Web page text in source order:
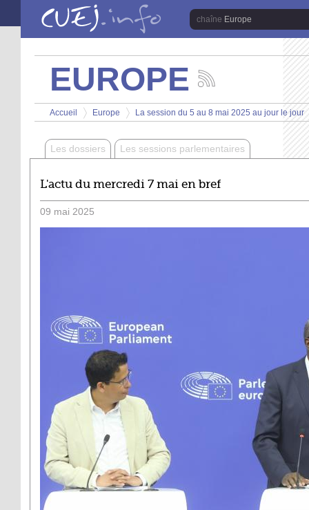
Aller au contenu principal
Europe
EUROPE
les
actualités
de
chaîne
Europe
Vous êtes ici
Accueil
>
Europe
>
La session du 5 au 8 mai 2025 au jour le jour
Les dossiers Les sessions parlementaires
L'actu du mercredi 7 mai en bref
09 mai 2025